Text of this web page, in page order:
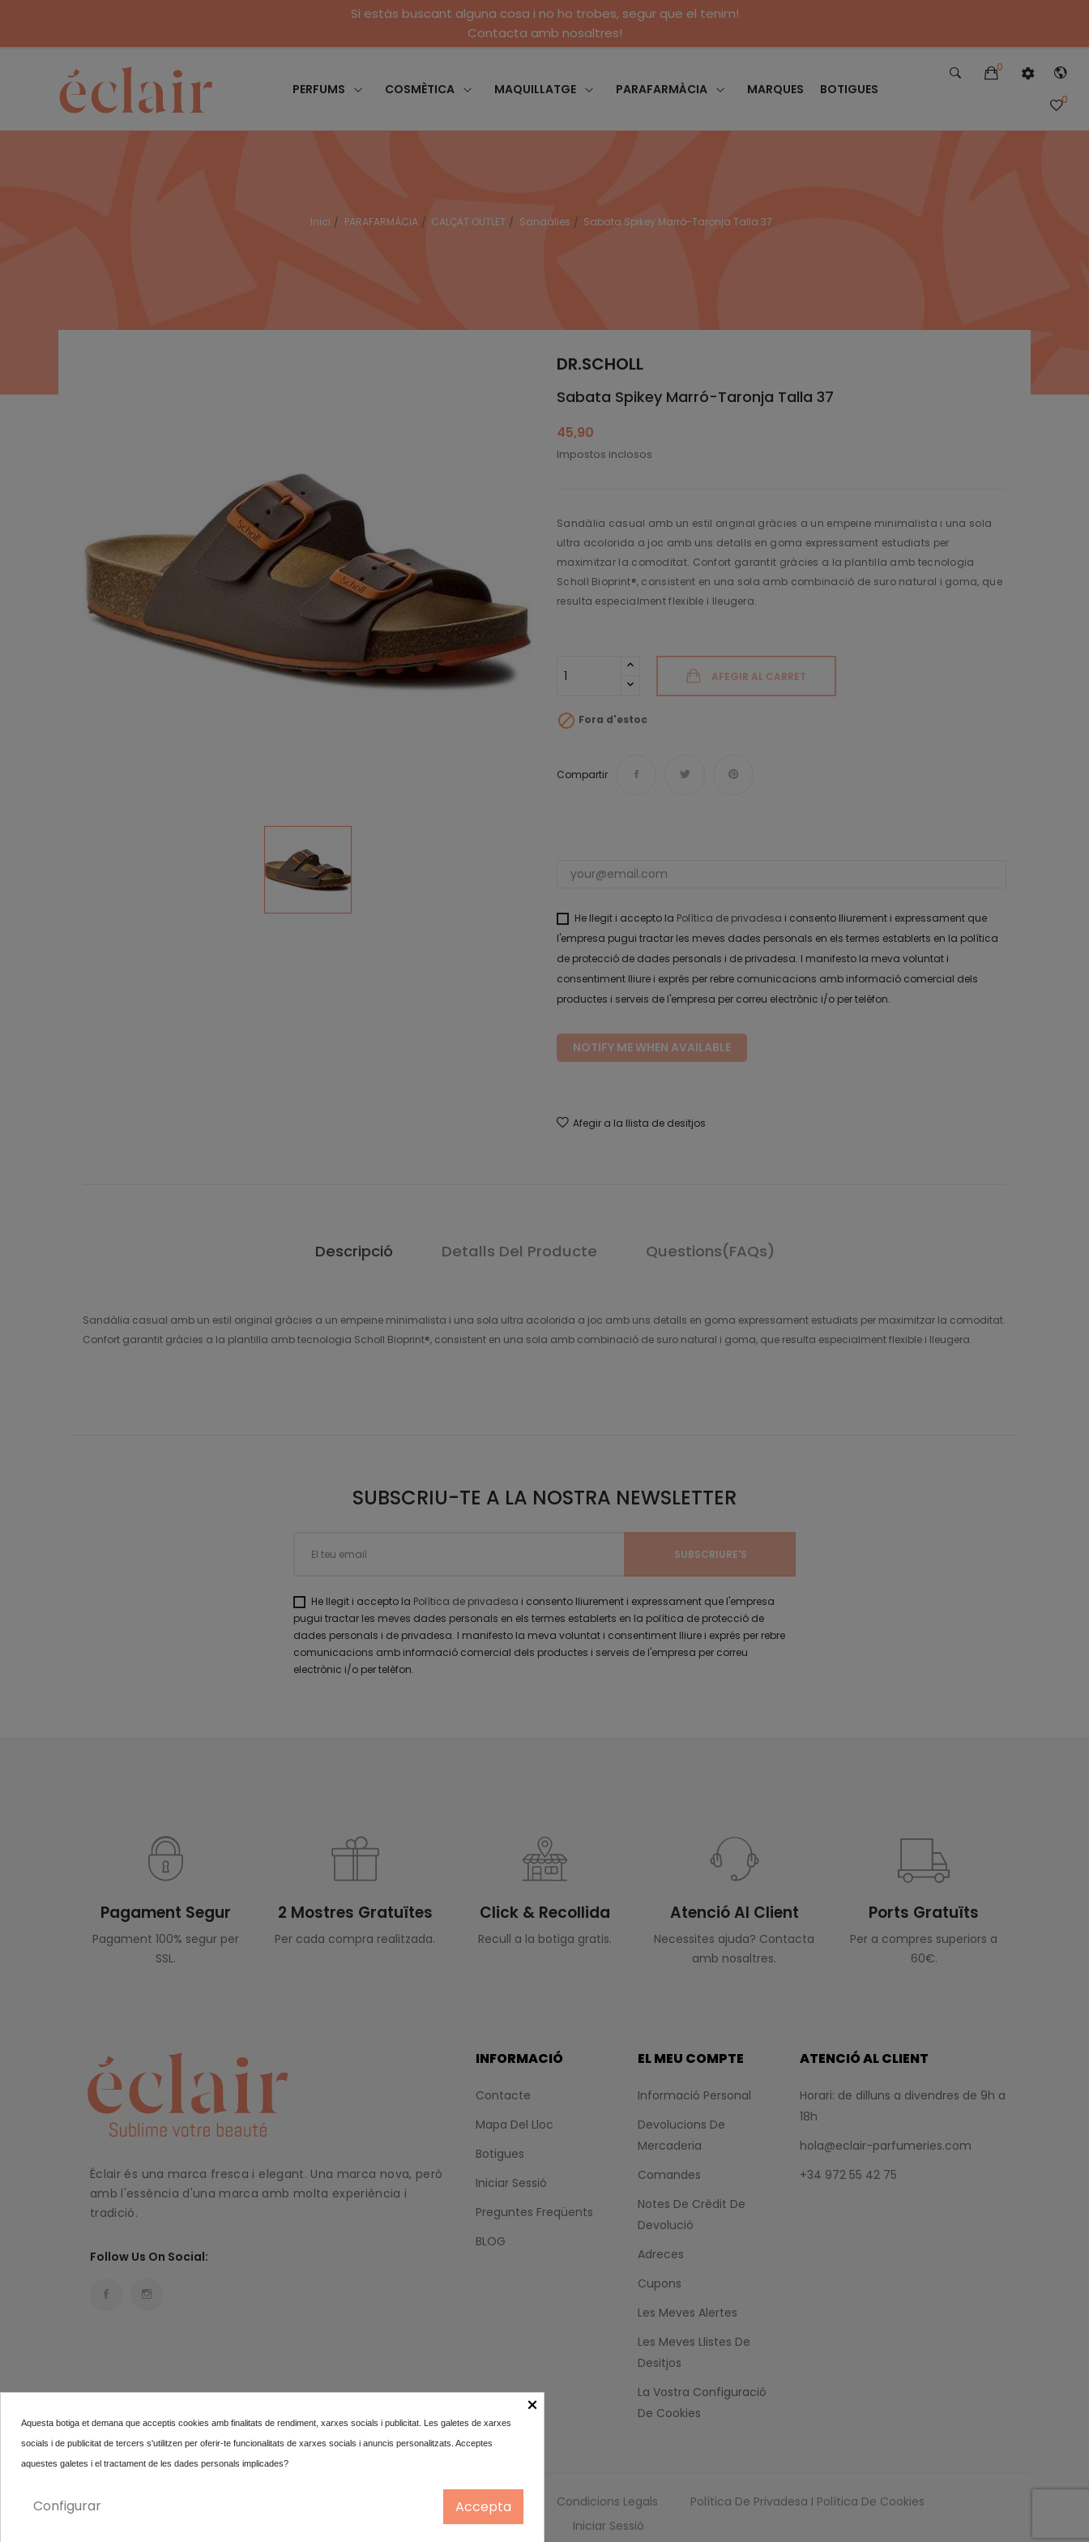
Si estàs buscant alguna cosa i no ho trobes, segur que el tenim!
Contacta amb nosaltres!
PERFUMS COSMÈTICA MAQUILLATGE PARAFARMÀCIA MARQUES BOTIGUES
0
0
Inici PARAFARMÀCIA CALÇAT OUTLET Sandàlies Sabata Spikey Marró-Taronja Talla 37
DR.SCHOLL
Sabata Spikey Marró-Taronja Talla 37
45,90
Impostos inclosos
Sandàlia casual amb un estil original gràcies a un empeine minimalista i una sola
ultra acolorida a joc amb uns detalls en goma expressament estudiats per
maximitzar la comoditat. Confort garantit gràcies a la plantilla amb tecnologia
Scholl Bioprint®, consistent en una sola amb combinació de suro natural i goma, que
resulta especialment flexible i lleugera.
AFEGIR AL CARRET
 Fora d'estoc
Compartir
He llegit i accepto la Política de privadesa i consento lliurement i expressament que
l'empresa pugui tractar les meves dades personals en els termes establerts en la política
de protecció de dades personals i de privadesa. I manifesto la meva voluntat i
consentiment lliure i exprés per rebre comunicacions amb informació comercial dels
productes i serveis de l'empresa per correu electrònic i/o per telèfon.
NOTIFY ME WHEN AVAILABLE
Afegir a la llista de desitjos
Descripció Detalls Del Producte Questions(FAQs)
Sandàlia casual amb un estil original gràcies a un empeine minimalista i una sola ultra acolorida a joc amb uns detalls en goma expressament estudiats per maximitzar la comoditat.
Confort garantit gràcies a la plantilla amb tecnologia Scholl Bioprint®, consistent en una sola amb combinació de suro natural i goma, que resulta especialment flexible i lleugera.
SUBSCRIU-TE A LA NOSTRA NEWSLETTER
He llegit i accepto la Política de privadesa i consento lliurement i expressament que l'empresa
pugui tractar les meves dades personals en els termes establerts en la política de protecció de
dades personals i de privadesa. I manifesto la meva voluntat i consentiment lliure i exprés per rebre
comunicacions amb informació comercial dels productes i serveis de l'empresa per correu
electrònic i/o per telèfon.
Pagament Segur
Pagament 100% segur per
SSL.
2 Mostres Gratuïtes
Per cada compra realitzada.
Click & Recollida
Recull a la botiga gratis.
Atenció Al Client
Necessites ajuda? Contacta
amb nosaltres.
Ports Gratuïts
Per a compres superiors a
60€.
Éclair és una marca fresca i elegant. Una marca nova, però
amb l'essència d'una marca amb molta experiència i
tradició.
Follow Us On Social:
INFORMACIÓ
Contacte
Mapa Del Lloc
Botigues
Iniciar Sessió
Preguntes Freqüents
BLOG
EL MEU COMPTE
Informació Personal
Devolucions De
Mercaderia
Comandes
Notes De Crèdit De
Devolució
Adreces
Cupons
Les Meves Alertes
Les Meves Llistes De
Desitjos
La Vostra Configuració
De Cookies
ATENCIÓ AL CLIENT
Horari: de dilluns a divendres de 9h a
18h
hola@eclair-parfumeries.com
+34 972 55 42 75
Copyright © 2023 Condicions Legals
Política De Privadesa I Política De Cookies
Iniciar Sessió
×
Aquesta botiga et demana que acceptis cookies amb finalitats de rendiment, xarxes socials i publicitat. Les galetes de xarxes
socials i de publicitat de tercers s'utilitzen per oferir-te funcionalitats de xarxes socials i anuncis personalitzats. Acceptes
aquestes galetes i el tractament de les dades personals implicades?
Accepta
Configurar